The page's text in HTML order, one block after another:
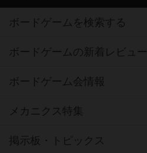
ボードゲームを検索する
ボードゲームの新着レビュー
ボードゲーム会情報
メカニクス特集
掲示板・トピックス